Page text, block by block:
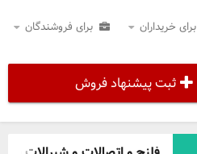
برای خریداران برای فروشندگان
ثبت پیشنهاد فروش